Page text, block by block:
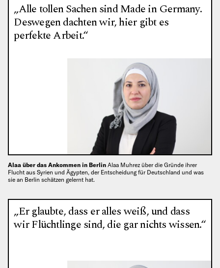
„Alle tollen Sachen sind Made in Germany.
Deswegen dachten wir, hier gibt es
perfekte Arbeit.“
Alaa über das Ankommen in Berlin Alaa Muhrez über die Gründe ihrer
Flucht aus Syrien und Ägypten, der Entscheidung für Deutschland und was
sie an Berlin schätzen gelernt hat.
„Er glaubte, dass er alles weiß, und dass
wir Flüchtlinge sind, die gar nichts wissen.“